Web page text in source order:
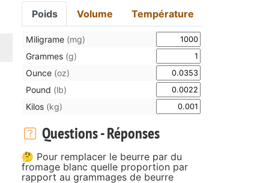
Poids Volume Température
Miligrame (mg)
Grammes (g)
Ounce (oz)
Pound (lb)
Kilos (kg)
Questions - Réponses
🤔 Pour remplacer le beurre par du
fromage blanc quelle proportion par
rapport au grammages de beurre